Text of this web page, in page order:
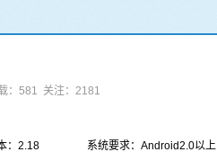
：581 关注：2181
：2.18
系统要求：Android2.0以上